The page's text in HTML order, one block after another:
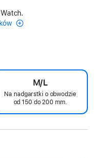
M/L
Na nadgarstki o obwodzie
od 150 do 200 mm.